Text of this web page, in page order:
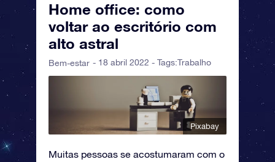
Home office: como
voltar ao escritório com
alto astral
Bem-estar - 18 abril 2022 - Tags:Trabalho
Pixabay
Muitas pessoas se acostumaram com o